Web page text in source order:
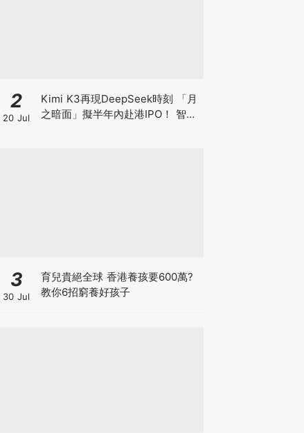
2
20 Jul
Kimi K3再現DeepSeek時刻 「月
之暗面」擬半年內赴港IPO！ 智譜
3
30 Jul
育兒貴絕全球 香港養孩要600萬?
教你6招窮養好孩子